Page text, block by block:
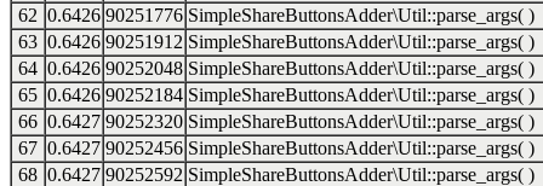
62 0.6426 90251776 SimpleShareButtonsAdder\Util::parse_args( )
63 0.6426 90251912 SimpleShareButtonsAdder\Util::parse_args( )
64 0.6426 90252048 SimpleShareButtonsAdder\Util::parse_args( )
65 0.6426 90252184 SimpleShareButtonsAdder\Util::parse_args( )
66 0.6427 90252320 SimpleShareButtonsAdder\Util::parse_args( )
67 0.6427 90252456 SimpleShareButtonsAdder\Util::parse_args( )
68 0.6427 90252592 SimpleShareButtonsAdder\Util::parse_args( )